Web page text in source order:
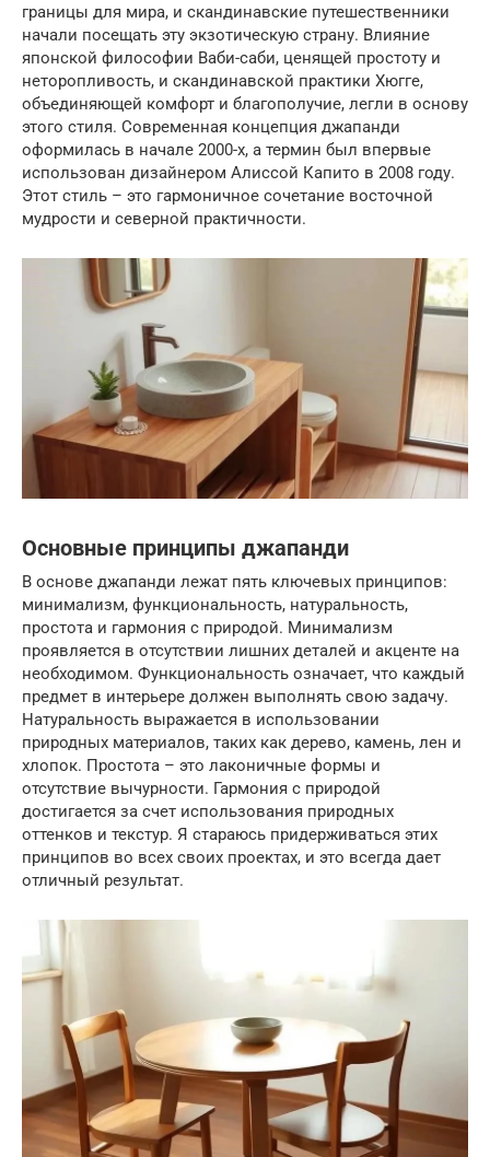
границы для мира, и скандинавские путешественники
начали посещать эту экзотическую страну. Влияние
японской философии Ваби-саби, ценящей простоту и
неторопливость, и скандинавской практики Хюгге,
объединяющей комфорт и благополучие, легли в основу
этого стиля. Современная концепция джапанди
оформилась в начале 2000-х, а термин был впервые
использован дизайнером Алиссой Капито в 2008 году.
Этот стиль – это гармоничное сочетание восточной
мудрости и северной практичности.
Основные принципы джапанди
В основе джапанди лежат пять ключевых принципов:
минимализм, функциональность, натуральность,
простота и гармония с природой. Минимализм
проявляется в отсутствии лишних деталей и акценте на
необходимом. Функциональность означает, что каждый
предмет в интерьере должен выполнять свою задачу.
Натуральность выражается в использовании
природных материалов, таких как дерево, камень, лен и
хлопок. Простота – это лаконичные формы и
отсутствие вычурности. Гармония с природой
достигается за счет использования природных
оттенков и текстур. Я стараюсь придерживаться этих
принципов во всех своих проектах, и это всегда дает
отличный результат.